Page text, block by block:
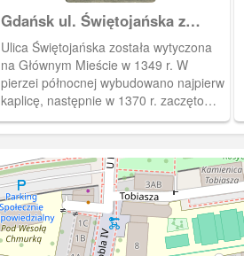
Gdańsk ul. Świętojańska z
kościołem św. Jana, Danzig
Johannisgasse mit Kirche
Ulica Świętojańska została wytyczona
na Głównym Mieście w 1349 r. W
pierzei północnej wybudowano najpierw
kaplicę, następnie w 1370 r. zaczęto
wznosić na jej miejscu murowany
kościół św. Jana. Początkowo filialny
względem kościoła św. Katarzyny, od
1454 r. parafialny dla północnej części
Głównego Miasta.